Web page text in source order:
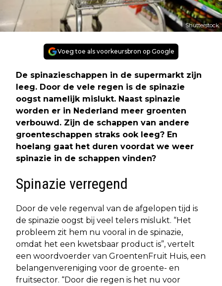
Shutterstock
Voeg toe als voorkeursbron op Google
De spinazieschappen in de supermarkt zijn
leeg. Door de vele regen is de spinazie
oogst namelijk mislukt. Naast spinazie
worden er in Nederland meer groenten
verbouwd. Zijn de schappen van andere
groenteschappen straks ook leeg? En
hoelang gaat het duren voordat we weer
spinazie in de schappen vinden?
Spinazie verregend
Door de vele regenval van de afgelopen tijd is
de spinazie oogst bij veel telers mislukt. “Het
probleem zit hem nu vooral in de spinazie,
omdat het een kwetsbaar product is”, vertelt
een woordvoerder van GroentenFruit Huis, een
belangenvereniging voor de groente- en
fruitsector. “Door die regen is het nu voor